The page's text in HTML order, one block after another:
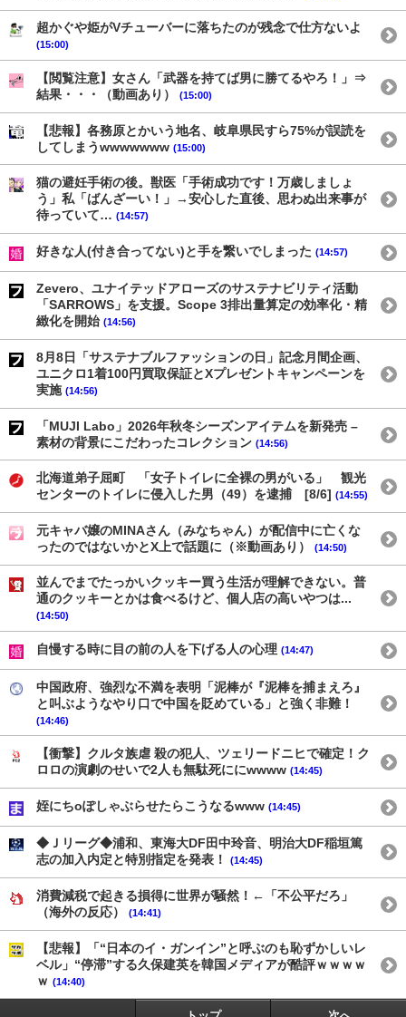
超かぐや姫がVチューバーに落ちたのが残念で仕方ないよ
(15:00)
【閲覧注意】女さん「武器を持てば男に勝てるやろ！」⇒
結果・・・（動画あり）
(15:00)
【悲報】各務原とかいう地名、岐阜県民すら75%が誤読を
してしまうwwwwwww (15:00)
猫の避妊手術の後。獣医「手術成功です！万歳しましょ
う」私「ばんざーい！」→安心した直後、思わぬ出来事が
待っていて… (14:57)
好きな人(付き合ってない)と手を繋いでしまった (14:57)
Zevero、ユナイテッドアローズのサステナビリティ活動
「SARROWS」を支援。Scope 3排出量算定の効率化・精
緻化を開始 (14:56)
8月8日「サステナブルファッションの日」記念月間企画、
ユニクロ1着100円買取保証とXプレゼントキャンペーンを
実施 (14:56)
「MUJI Labo」2026年秋冬シーズンアイテムを新発売 –
素材の背景にこだわったコレクション (14:56)
北海道弟子屈町 「女子トイレに全裸の男がいる」 観光
センターのトイレに侵入した男（49）を逮捕 [8/6] (14:55)
元キャバ嬢のMINAさん（みなちゃん）が配信中に亡くな
ったのではないかとX上で話題に（※動画あり）
(14:50)
並んでまでたっかいクッキー買う生活が理解できない。普
通のクッキーとかは食べるけど、個人店の高いやつは...
(14:50)
自慢する時に目の前の人を下げる人の心理 (14:47)
中国政府、強烈な不満を表明「泥棒が『泥棒を捕まえろ』
と叫ぶようなやり口で中国を貶めている」と強く非難！
(14:46)
【衝撃】クルタ族虐 殺の犯人、ツェリードニヒで確定！ク
ロロの演劇のせいで2人も無駄死ににwwww (14:45)
姪にちoぽしゃぶらせたらこうなるwww (14:45)
◆Ｊリーグ◆浦和、東海大DF田中玲音、明治大DF稲垣篤
志の加入内定と特別指定を発表！
(14:45)
消費減税で起きる損得に世界が騒然！←「不公平だろ」
（海外の反応）
(14:41)
【悲報】「“日本のイ・ガンイン”と呼ぶのも恥ずかしいレ
ベル」“停滞”する久保建英を韓国メディアが酷評ｗｗｗｗ
ｗ (14:40)